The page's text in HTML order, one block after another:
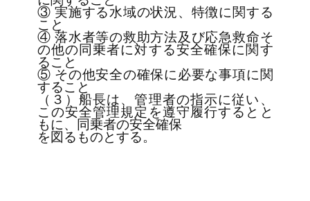
③ 実施する水域の状況、特徴に関する
こと
④ 落水者等の救助方法及び応急救命そ
の他の同乗者に対する安全確保に関す
ること
⑤ その他安全の確保に必要な事項に関
すること
（３）船長は、管理者の指示に従い、
この安全管理規定を遵守履行するとと
もに、同乗者の安全確保
を図るものとする。